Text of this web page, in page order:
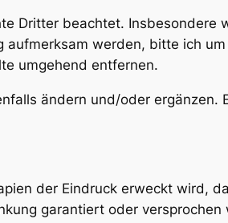
Dritter beachtet. Insbesondere
aufmerksam werden, bitte ich um
umgehend entfernen.
ändern und/oder ergänzen.
der Eindruck erweckt wird,
garantiert oder versprochen